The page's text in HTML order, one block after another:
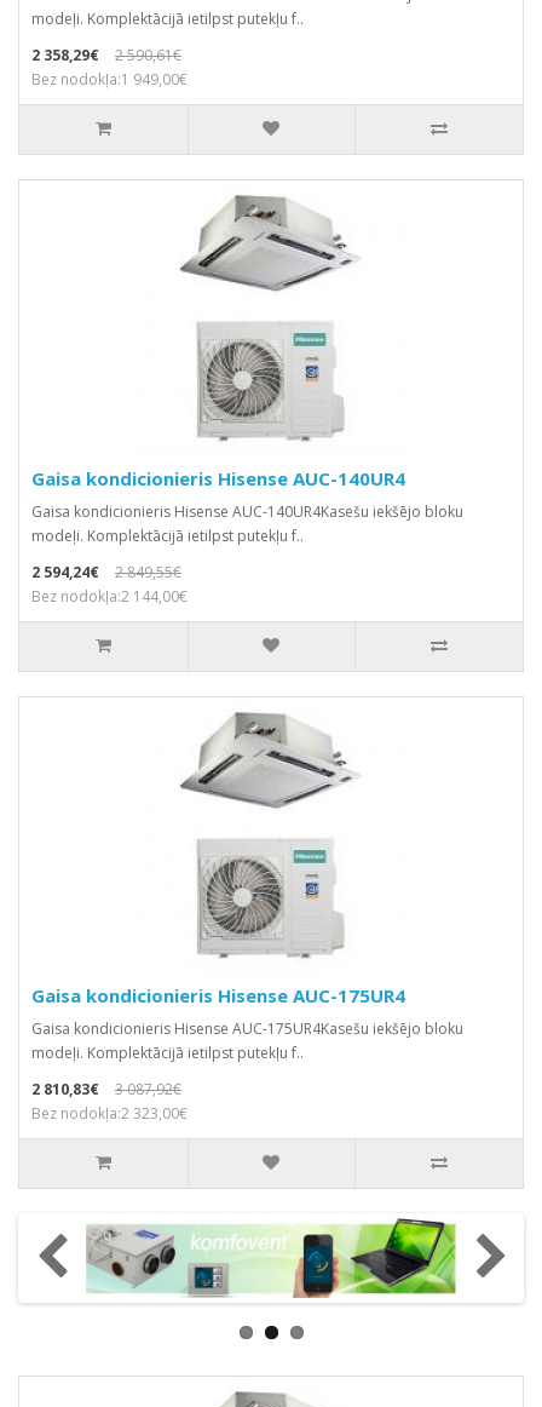
modeļi. Komplektācijā ietilpst putekļu f..
2 358,29€
2 590,61€
Bez nodokļa:1 949,00€
Gaisa kondicionieris Hisense AUC-140UR4
Gaisa kondicionieris Hisense AUC-140UR4Kasešu iekšējo bloku
modeļi. Komplektācijā ietilpst putekļu f..
2 594,24€
2 849,55€
Bez nodokļa:2 144,00€
Gaisa kondicionieris Hisense AUC-175UR4
Gaisa kondicionieris Hisense AUC-175UR4Kasešu iekšējo bloku
modeļi. Komplektācijā ietilpst putekļu f..
2 810,83€
3 087,92€
Bez nodokļa:2 323,00€